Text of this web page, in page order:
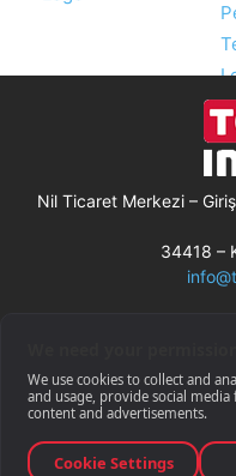
Nil Ticaret Merkezi –
34418 –
© Techinside.com, İnternet